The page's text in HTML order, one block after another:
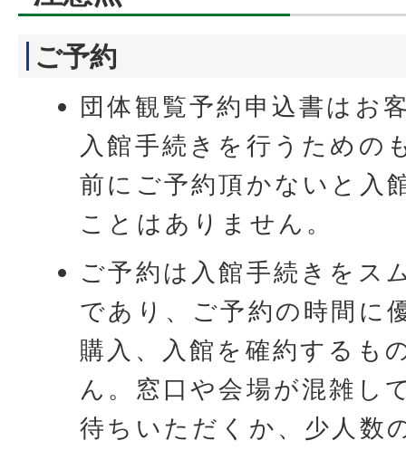
ご予約
団体観覧予約申込書はお
入館手続きを行うための
前にご予約頂かないと入
ことはありません。
ご予約は入館手続きをス
であり、ご予約の時間に
購入、入館を確約するも
ん。窓口や会場が混雑し
待ちいただくか、少人数